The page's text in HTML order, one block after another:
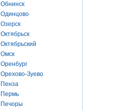
Обнинск
Одинцово
Озерск
Октябрьск
Октябрьский
Омск
Оренбург
Орехово-Зуево
Пенза
Пермь
Печоры